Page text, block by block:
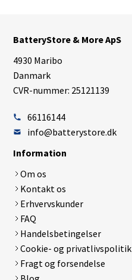
BatteryStore & More ApS
4930 Maribo
Danmark
CVR-nummer: 25121139
66116144
info@batterystore.dk
Information
Om os
Kontakt os
Erhvervskunder
FAQ
Handelsbetingelser
Cookie- og privatlivspolitik
Fragt og forsendelse